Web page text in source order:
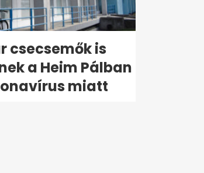
csecsemők is
a Heim Pálban
miatt